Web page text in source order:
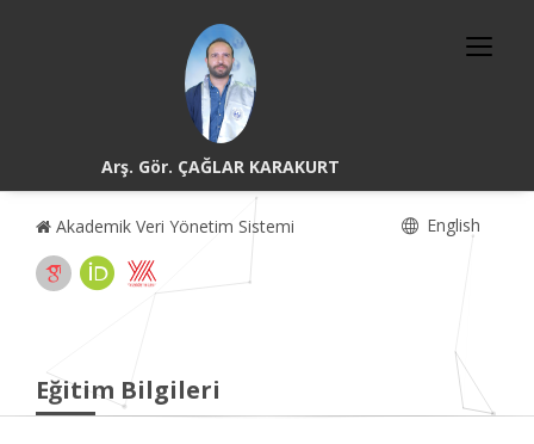
Arş. Gör. ÇAĞLAR KARAKURT
Akademik Veri Yönetim Sistemi English
Eğitim Bilgileri